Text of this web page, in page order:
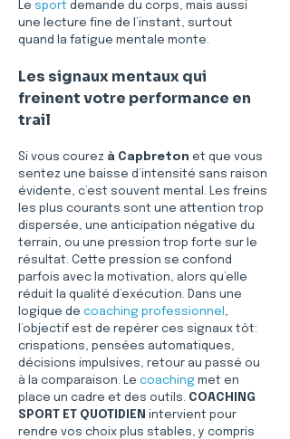
Le sport demande du corps, mais aussi
une lecture fine de l’instant, surtout
quand la fatigue mentale monte.
Les signaux mentaux qui
freinent votre performance en
trail
Si vous courez à Capbreton et que vous
sentez une baisse d’intensité sans raison
évidente, c’est souvent mental. Les freins
les plus courants sont une attention trop
dispersée, une anticipation négative du
terrain, ou une pression trop forte sur le
résultat. Cette pression se confond
parfois avec la motivation, alors qu’elle
réduit la qualité d’exécution. Dans une
logique de coaching professionnel ,
l’objectif est de repérer ces signaux tôt:
crispations, pensées automatiques,
décisions impulsives, retour au passé ou
à la comparaison. Le coaching met en
place un cadre et des outils. COACHING
SPORT ET QUOTIDIEN intervient pour
rendre vos choix plus stables, y compris